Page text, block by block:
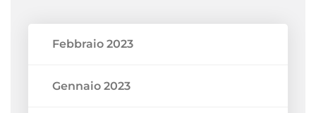
Febbraio 2023
Gennaio 2023